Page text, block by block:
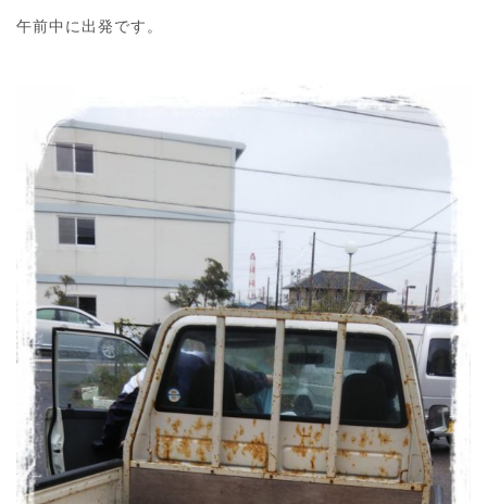
午前中に出発です。